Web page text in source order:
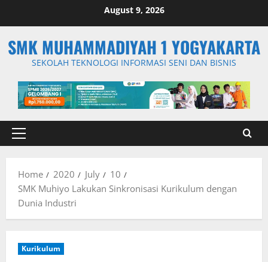
August 9, 2026
SMK MUHAMMADIYAH 1 YOGYAKARTA
SEKOLAH TEKNOLOGI INFORMASI SENI DAN BISNIS
Primary
Home
2020 July
10
SMK Muhiyo Lakukan Sinkronisasi Kurikulum dengan
Dunia Industri
Kurikulum